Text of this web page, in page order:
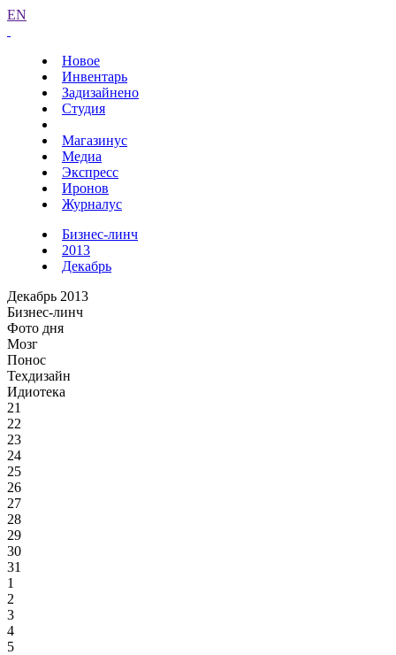
EN
Новое
Инвентарь
Задизайнено
Студия
Магазинус
Медиа
Экспресс
Иронов
Журналус
Бизнес-линч
2013
Декабрь
Декабрь 2013
Бизнес-линч
Фото дня
Мозг
Понос
Техдизайн
Идиотека
21
22
23
24
25
26
27
28
29
30
31
1
2
3
4
5